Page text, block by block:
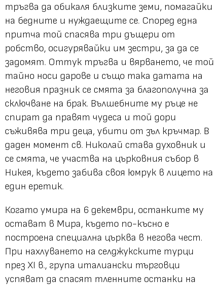
тръгва да обикаля близките земи, помагайки
на бедните и нуждаещите се. Според една
притча той спасява три дъщери от
робство, осигурявайки им зестри, за да се
задомят. Оттук тръгва и вярването, че той
тайно носи дарове и също така датата на
неговия празник се смята за благополучна за
сключване на брак. Вълшебните му ръце не
спират да правят чудеса и той дори
съживява три деца, убити от зъл кръчмар. В
даден момент св. Николай става духовник и
се смята, че участва на църковния събор в
Никея, където забива своя юмрук в лицето на
един еретик.
Когато умира на 6 декември, останките му
остават в Мира, където по-късно е
построена специална църква в негова чест.
При нахлуването на селджукските турци
през XI в., група италиански търговци
успяват да спасят тленните останки на